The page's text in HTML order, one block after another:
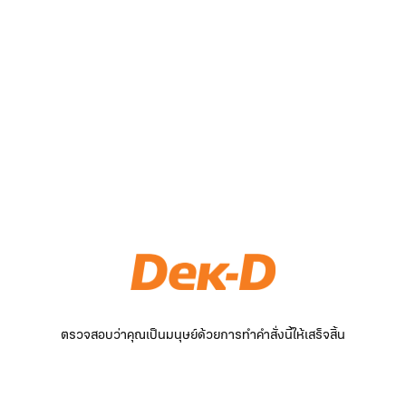
ตรวจสอบว่าคุณเป็นมนุษย์ด้วยการทำคำสั่งนี้ให้เสร็จสิ้น